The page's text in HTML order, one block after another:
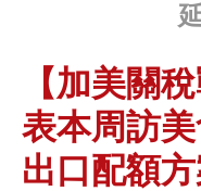
【加美關
表本周訪
出口配額